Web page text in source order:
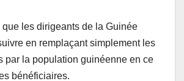
que les dirigeants de la Guinée
en remplaçant simplement les
par la population guinéenne en ce
bénéficiaires.